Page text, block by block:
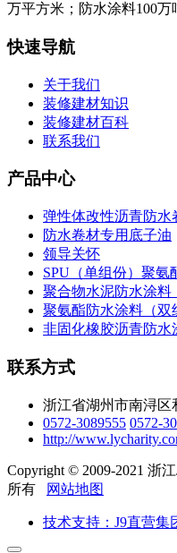
万平方米；防水涂料100万
快速导航
关于我们
装修建材知识
装修建材百科
联系我们
产品中心
弹性体改性沥青防水
防水卷材专用底子油
领导关怀
SPU（单组份）聚氨
聚合物水泥防水涂料
聚氨酯防水涂料（双
非固化橡胶沥青防水
联系方式
浙江省湖州市南浔区
0572-3089555 0572-
http://
Copyright © 2009-2021 浙
所有
网站地图
技术支持：J9直营集